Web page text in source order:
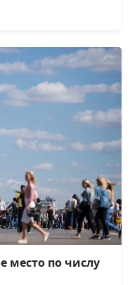
место по числу